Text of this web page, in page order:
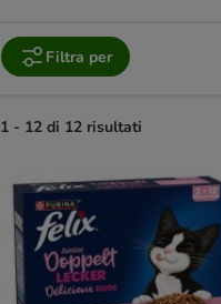
Filtra per
1 - 12 di 12 risultati